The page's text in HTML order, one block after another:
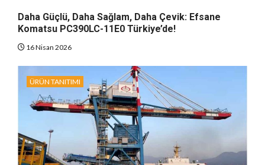
Daha Güçlü, Daha Sağlam, Daha Çevik: Efsane
Komatsu PC390LC-11E0 Türkiye’de!
16 Nisan 2026
ÜRÜN TANITIMI